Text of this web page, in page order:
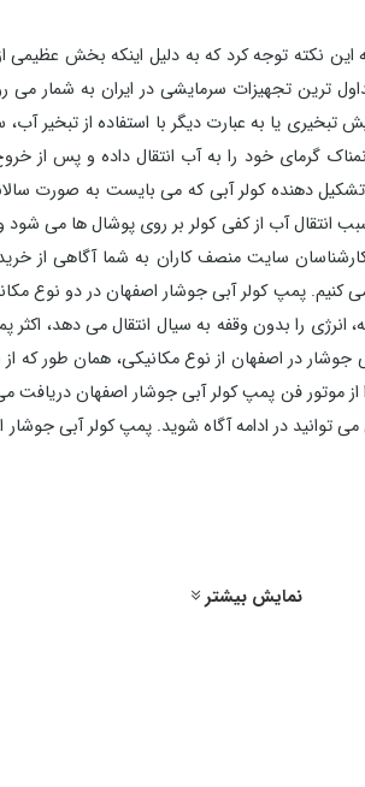
نکته توجه کرد که به دلیل اینکه بخش عظیمی
ترین تجهیزات سرمایشی در ایران به شمار
تبخیری یا به عبارت دیگر با استفاده از
نمناک گرمای خود را به آب انتقال داده و پس
دهنده کولر آبی که می بایست به صورت
انتقال آب از کفی کولر بر روی پوشال ها می
سایت منصف کاران به شما آگاهی از
پمپ کولر آبی جوشار اصفهان در دو نوع
انرژی را بدون وقفه به سیال انتقال می دهد،
در اصفهان از نوع مکانیکی، همان طور که
موتور فن پمپ کولر آبی جوشار اصفهان دریافت
در ادامه آگاه شوید. پمپ کولر آبی جوشار
نمایش بیشتر